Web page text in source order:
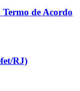
de Acordo
RJ)